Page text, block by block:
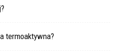
termoaktywna?